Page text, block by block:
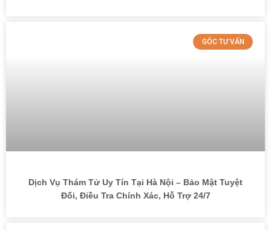
GÓC TƯ VẤN
Dịch Vụ Thám Tử Uy Tín Tại Hà Nội – Bảo Mật Tuyệt
Đối, Điều Tra Chính Xác, Hỗ Trợ 24/7